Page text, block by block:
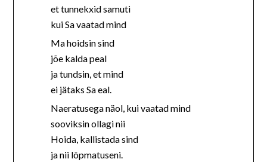
et tunnekxid samuti
kui Sa vaatad mind
Ma hoidsin sind
jõe kalda peal
ja tundsin, et mind
ei jätaks Sa eal.
Naeratusega näol, kui vaatad mind
sooviksin ollagi nii
Hoida, kallistada sind
ja nii lõpmatuseni.